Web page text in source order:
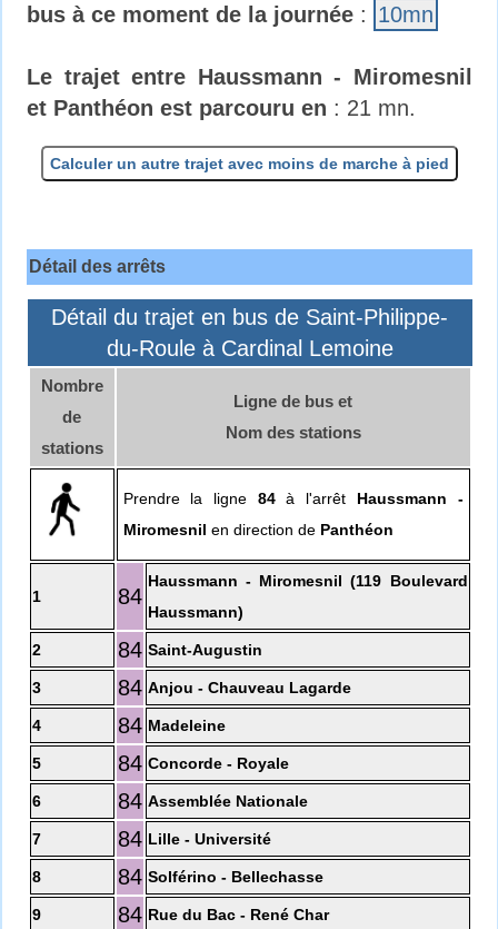
bus à ce moment de la journée : 10mn
Le trajet entre Haussmann - Miromesnil
et Panthéon est parcouru en : 21 mn.
Calculer un autre trajet avec moins de marche à pied
Détail des arrêts
Détail du trajet en bus de Saint-Philippe-
du-Roule à Cardinal Lemoine
Nombre
de
stations
Ligne de bus et
Nom des stations
Prendre la ligne 84à l'arrêt Haussmann -
Miromesnil en direction de Panthéon
1 84
Haussmann - Miromesnil (119 Boulevard
Haussmann)
2 84 Saint-Augustin
3 84 Anjou - Chauveau Lagarde
4 84 Madeleine
5 84 Concorde - Royale
6 84 Assemblée Nationale
7 84 Lille - Université
8 84 Solférino - Bellechasse
9 84 Rue du Bac - René Char